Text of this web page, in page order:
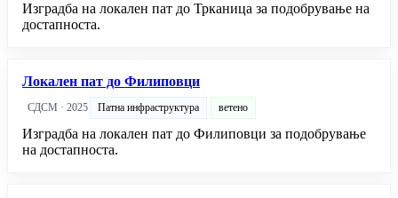
Изградба на локален пат до Трканица за подобрување на
достапноста.
Локален пат до Филиповци
СДСМ · 2025 Патна инфраструктура ветено
Изградба на локален пат до Филиповци за подобрување
на достапноста.